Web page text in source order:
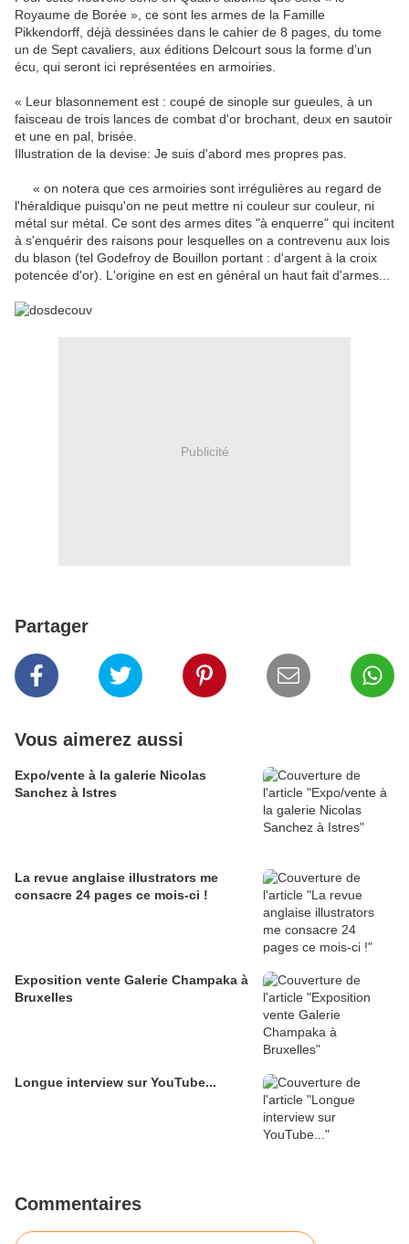
Royaume de Borée », ce sont les armes de la Famille
Pikkendorff, déjà dessinées dans le cahier de 8 pages, du tome
un de Sept cavaliers, aux éditions Delcourt sous la forme d’un
écu, qui seront ici représentées en armoiries.
« Leur blasonnement est : coupé de sinople sur gueules, à un
faisceau de trois lances de combat d'or brochant, deux en sautoir
et une en pal, brisée.
Illustration de la devise: Je suis d'abord mes propres pas.
« on notera que ces armoiries sont irrégulières au regard de
l'héraldique puisqu'on ne peut mettre ni couleur sur couleur, ni
métal sur métal. Ce sont des armes dites "à enquerre" qui incitent
à s'enquérir des raisons pour lesquelles on a contrevenu aux lois
du blason (tel Godefroy de Bouillon portant : d'argent à la croix
potencée d'or). L'origine en est en général un haut fait d'armes...
Publicité
Partager
Vous aimerez aussi
Expo/vente à la galerie Nicolas
Sanchez à Istres
La revue anglaise illustrators me
consacre 24 pages ce mois-ci !
Exposition vente Galerie Champaka à
Bruxelles
Longue interview sur YouTube...
Commentaires